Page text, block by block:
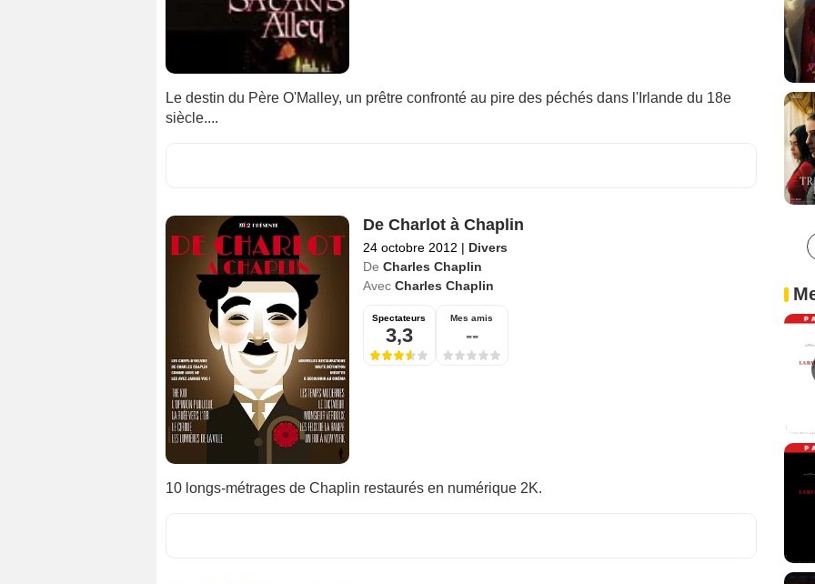
Le destin du Père O'Malley, un prêtre confronté au pire des péchés dans l'Irlande du 18e
siècle....
De Charlot à Chaplin
24 octobre 2012 | Divers
De Charles Chaplin
Avec Charles Chaplin
Spectateurs
3,3
Mes amis
--
10 longs-métrages de Chaplin restaurés en numérique 2K.